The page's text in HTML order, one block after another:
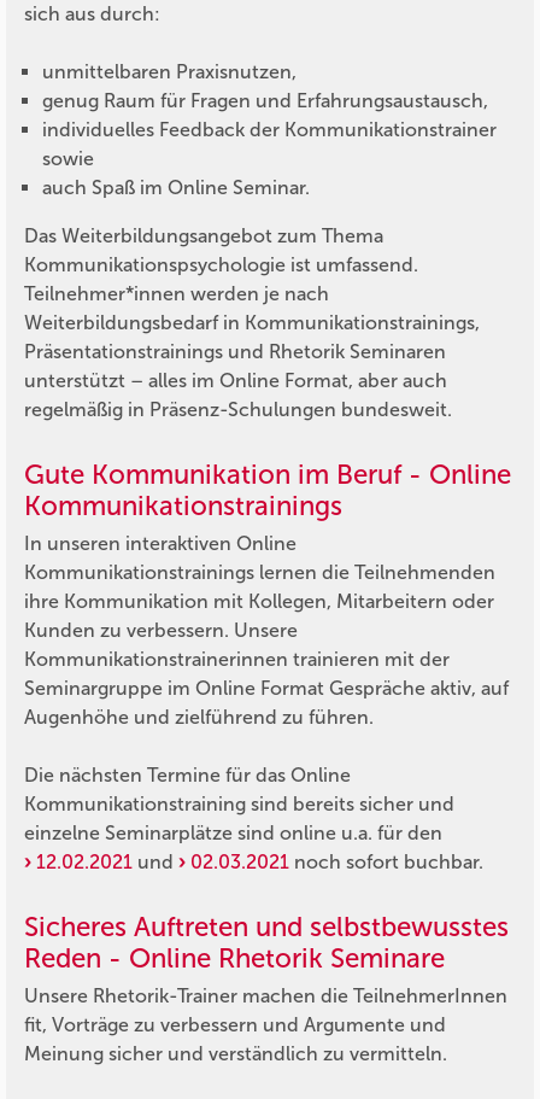
sich aus durch:
unmittelbaren Praxisnutzen,
genug Raum für Fragen und Erfahrungsaustausch,
individuelles Feedback der Kommunikationstrainer
sowie
auch Spaß im Online Seminar.
Das Weiterbildungsangebot zum Thema
Kommunikationspsychologie ist umfassend.
Teilnehmer*innen werden je nach
Weiterbildungsbedarf in Kommunikationstrainings,
Präsentationstrainings und Rhetorik Seminaren
unterstützt – alles im Online Format, aber auch
regelmäßig in Präsenz-Schulungen bundesweit.
Gute Kommunikation im Beruf - Online
Kommunikationstrainings
In unseren interaktiven Online
Kommunikationstrainings lernen die Teilnehmenden
ihre Kommunikation mit Kollegen, Mitarbeitern oder
Kunden zu verbessern. Unsere
Kommunikationstrainerinnen trainieren mit der
Seminargruppe im Online Format Gespräche aktiv, auf
Augenhöhe und zielführend zu führen.
Die nächsten Termine für das Online
Kommunikationstraining sind bereits sicher und
einzelne Seminarplätze sind online u.a. für den
12.02.2021 und 02.03.2021 noch sofort buchbar.
Sicheres Auftreten und selbstbewusstes
Reden - Online Rhetorik Seminare
Unsere Rhetorik-Trainer machen die TeilnehmerInnen
fit, Vorträge zu verbessern und Argumente und
Meinung sicher und verständlich zu vermitteln.